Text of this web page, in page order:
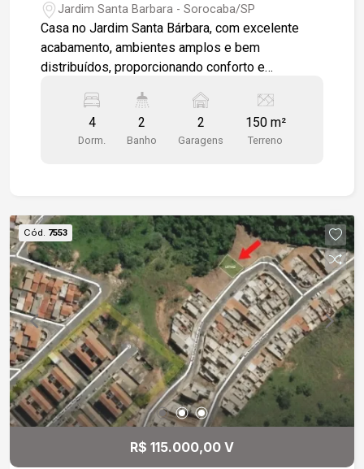
Jardim Santa Barbara - Sorocaba/SP
Casa no Jardim Santa Bárbara, com excelente
acabamento, ambientes amplos e bem
distribuídos, proporcionando conforto e
sendo 1 com closet -Sala de estar -Cozinha com
armários -Área de luz -Área de serviço coberta -
Ar-condicionado nos 3 dormitórios -Banheiro com
Portão automático Um imóvel ideal para quem
busca conforto, funcionalidade e uma excelente
localização.
4
Dorm.
2
Banho
2
Garagens
150 m²
Terreno
Cód. 7553
R$ 115.000,00 V